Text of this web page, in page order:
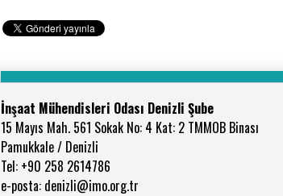
İnşaat Mühendisleri Odası Denizli Şube
15 Mayıs Mah. 561 Sokak No: 4 Kat: 2 TMMOB Binası
Pamukkale / Denizli
Tel: +90 258 2614786
e-posta: denizli@imo.org.tr